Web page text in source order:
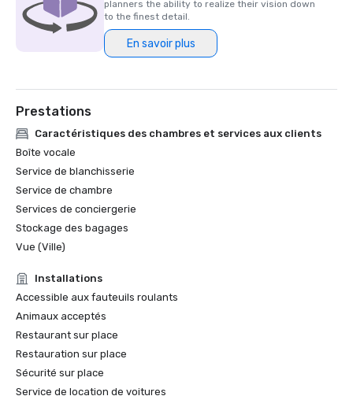
planners the ability to realize their vision down
to the finest detail.
En savoir plus
Prestations
Caractéristiques des chambres et services aux clients
Boîte vocale
Service de blanchisserie
Service de chambre
Services de conciergerie
Stockage des bagages
Vue (Ville)
Installations
Accessible aux fauteuils roulants
Animaux acceptés
Restaurant sur place
Restauration sur place
Sécurité sur place
Service de location de voitures